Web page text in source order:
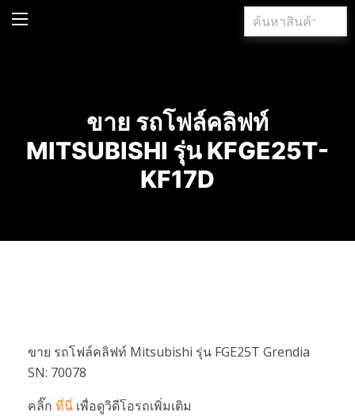
ค้นหา:
ขาย รถโฟล์คลิฟท์
MITSUBISHI รุ่น KFGE25T-
KF17D
ขาย รถโฟล์คลิฟท์ Mitsubishi รุ่น FGE25T Grendia
SN: 70078
คลิ๊ก ที่นี่ เพื่อดูวิดีโอรถเพิ่มเติม